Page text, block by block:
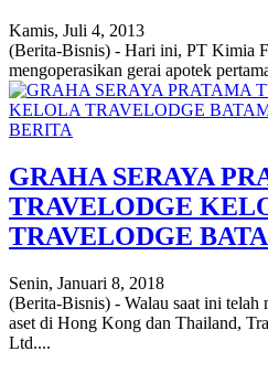
Kamis, Juli 4, 2013
(Berita-Bisnis) - Hari ini, PT Kimia
mengoperasikan gerai apotek
BERITA
GRAHA SERAYA
TRAVELODGE
TRAVELODGE
Senin, Januari 8, 2018
(Berita-Bisnis) - Walau saat ini telah
aset di Hong Kong dan Thailand,
Ltd....